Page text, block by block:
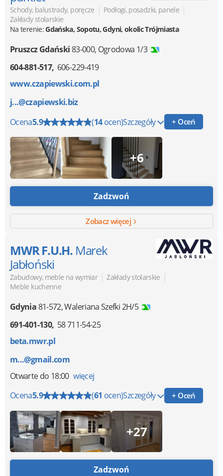
Schody, balustrady, poręcze | Podłogi, posadzki, panele |
Zakłady stolarskie
Na terenie:Gdańska, Sopotu, Gdyni, okolic Trójmiasta
Pruszcz Gdański83-000, Ogrodowa 1/3
604-881-517 606-229-419
www.czapiewski.com.pl
j...@czapiewski.biz
Ocena5.9 (14ocen)Szczegóły + Oceń
+6
Zadzwoń
Zobacz więcej
MWR F.U.H. Marek
Jabłoński
Zabudowy, meble na wymiar | Zakłady stolarskie |
Meble kuchenne
Gdynia81-572,Waleriana Szefki 2H/5
691-401-130 58 711-54-25
beta.mwr.pl
m...@gmail.com
Otwartedo 18:00 więcej
Ocena5.9 (61 ocen)Szczegóły + Oceń
+27
Zadzwoń